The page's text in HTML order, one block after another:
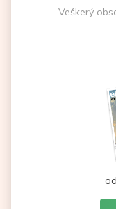
Veškerý
od